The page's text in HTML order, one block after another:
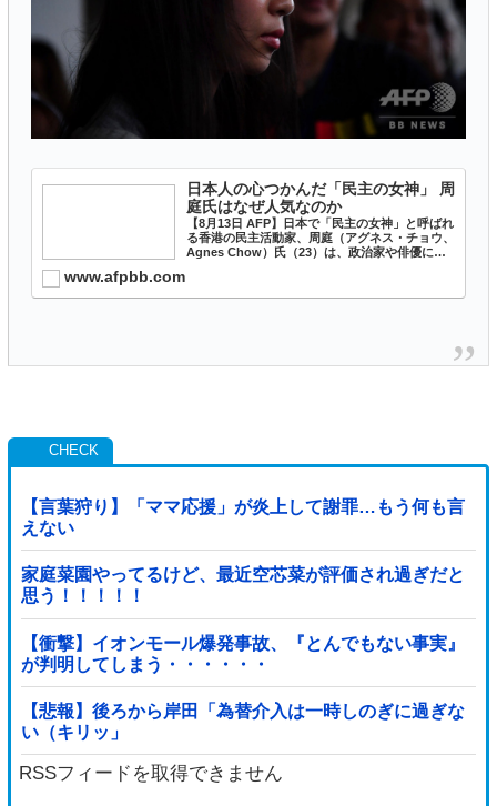
日本人の心つかんだ「民主の女神」 周
庭氏はなぜ人気なのか
【8月13日 AFP】日本で「民主の女神」と呼ばれ
る香港の民主活動家、周庭（アグネス・チョウ、
Agnes Chow）氏（23）は、政治家や俳優にも
www.afpbb.com
【言葉狩り】「ママ応援」が炎上して謝罪…もう何も言
えない
家庭菜園やってるけど、最近空芯菜が評価され過ぎだと
思う！！！！！
【衝撃】イオンモール爆発事故、『とんでもない事実』
が判明してしまう・・・・・・
【悲報】後ろから岸田「為替介入は一時しのぎに過ぎな
い（キリッ」
RSSフィードを取得できません